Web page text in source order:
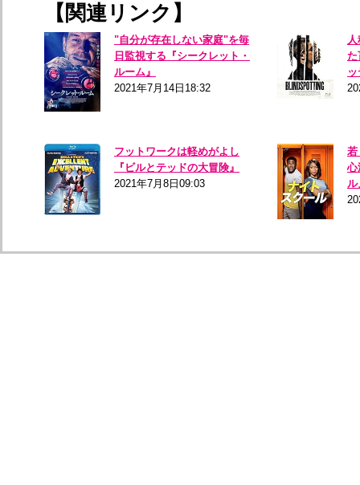
【関連リンク】
"自分が存在しない家庭"を毎
日監視する『シークレット・
ルーム』
2021年7月14日18:32
た
フットワークは軽めがよし
『ビルとテッドの大冒険』
2021年7月8日09:03
若
心
ル